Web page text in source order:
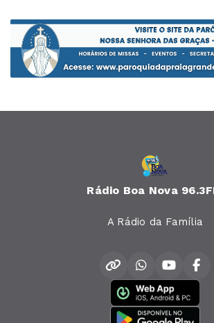
Rádio Boa Nova
A Rádio da Família